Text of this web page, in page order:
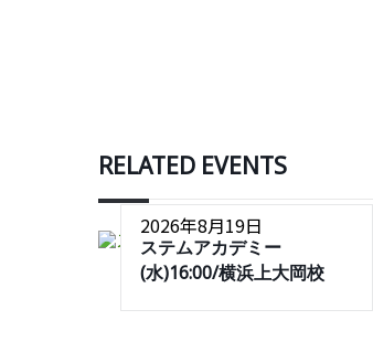
RELATED EVENTS
2026年8月19日
ステムアカデミー
(水)16:00/横浜上大岡校